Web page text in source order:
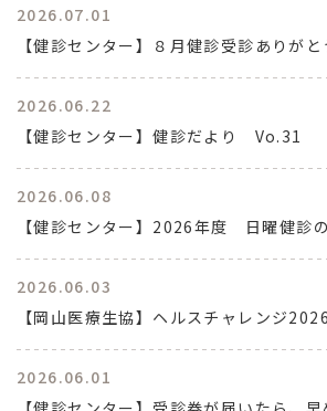
2026.07.01
【健診センター】８月健診受診ありが
2026.06.22
【健診センター】健診だより Vo.31
2026.06.08
【健診センター】2026年度 日曜健診
2026.06.03
【岡山医療生協】ヘルスチャレンジ
2026.06.01